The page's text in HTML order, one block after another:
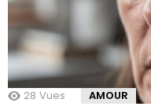
28 Vues AMOUR